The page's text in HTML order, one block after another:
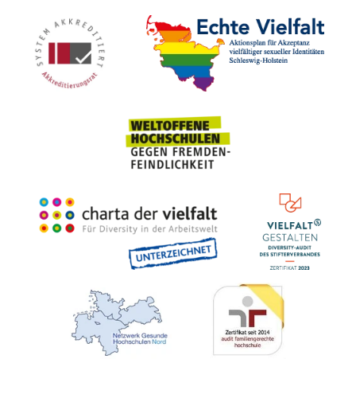
Mit­glied­schaf­ten,